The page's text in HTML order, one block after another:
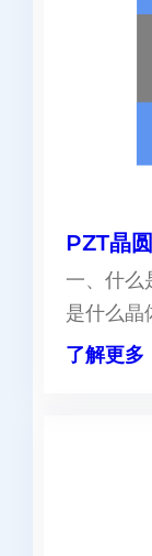
PZT晶
一、什么
是什么晶
了解更多